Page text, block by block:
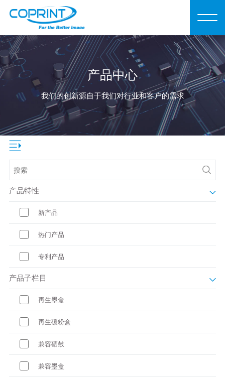
产品中心
我们的创新源自于我们对行业和客户的需求
产品特性
新产品
热门产品
专利产品
产品子栏目
再生墨盒
再生碳粉盒
兼容硒鼓
兼容墨盒